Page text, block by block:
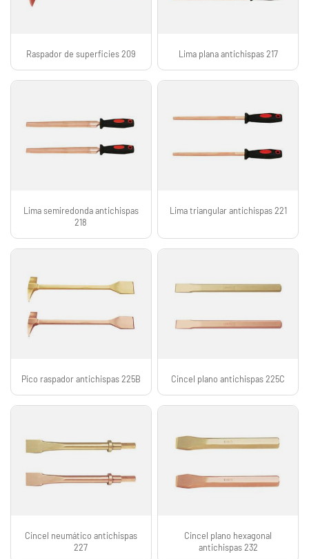
Raspador de superficies 209 Lima plana antichispas 217
Lima semiredonda antichispas
218
Lima triangular antichispas 221
Pico raspador antichispas 225B Cincel plano antichispas 225C
Cincel neumático antichispas
227
Cincel plano hexagonal
antichispas 232